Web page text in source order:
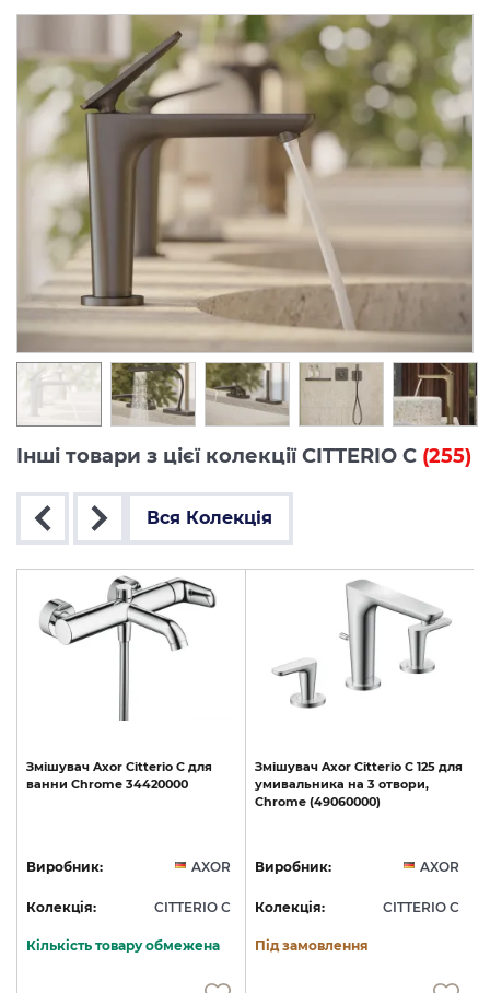
Інші товари з цієї колекції CITTERIO C (255)
Вся Колекція
Змішувач Axor Citterio C для
ванни Chrome 34420000
Виробник: AXOR
Колекція: CITTERIO C
Кількість товару обмежена
Змішувач Axor Citterio C 125 для
умивальника на 3 отвори,
Chrome (49060000)
Виробник: AXOR
Колекція: CITTERIO C
Під замовлення